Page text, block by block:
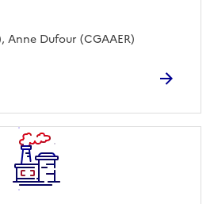
Anne Dufour (CGAAER)